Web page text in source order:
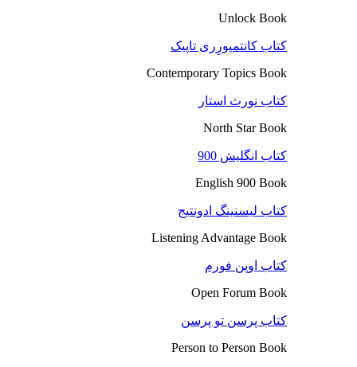
Unlock Book
کتاب کانتمپورِری تاپیک
Contemporary Topics Book
کتاب نورث استار
North Star Book
کتاب انگلیش 900
English 900 Book
کتاب لیسنینگ ادونتیج
Listening Advantage Book
کتاب اوپن فورم
Open Forum Book
کتاب پرسن تو پرسن
Person to Person Book